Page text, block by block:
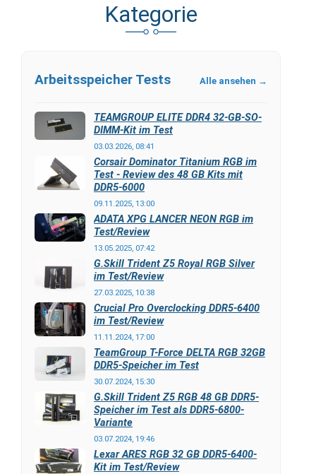
Kategorie
Arbeitsspeicher Tests Alle ansehen →
TEAMGROUP ELITE DDR4 32-GB-SO-
DIMM-Kit im Test
03.03.2026, 08:41
Corsair Dominator Titanium RGB im
Test - Review des 48 GB Kits mit
DDR5-6000
09.11.2025, 13:00
ADATA XPG LANCER NEON RGB im
Test/Review
13.05.2025, 07:42
G.Skill Trident Z5 Royal RGB Silver
im Test/Review
27.03.2025, 10:38
Crucial Pro Overclocking DDR5-6400
im Test/Review
11.11.2024, 17:00
TeamGroup T-Force DELTA RGB 32GB
DDR5-Speicher im Test
30.07.2024, 15:30
G.Skill Trident Z5 RGB 48 GB DDR5-
Speicher im Test als DDR5-6800-
Variante
03.07.2024, 19:46
Lexar ARES RGB 32 GB DDR5-6400-
Kit im Test/Review